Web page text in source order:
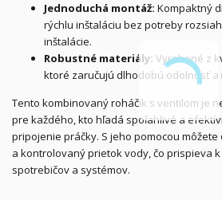
Jednoduchá montáž: Kompaktný
rýchlu inštaláciu bez potreby
inštalácie.
Robustné materiály: Vyrobené z
ktoré zaručujú dlhodobú odolnosť a
Tento kombinovaný roháčik s ventilom je
pre každého, kto hľadá spoľahlivé a
pripojenie práčky. S jeho pomocou
a kontrolovaný prietok vody, čo prispieva
spotrebičov a systémov.